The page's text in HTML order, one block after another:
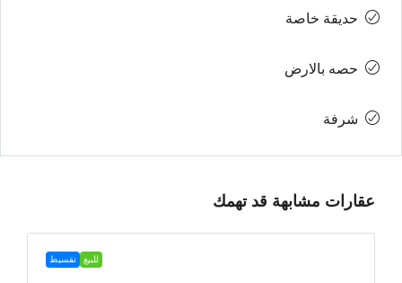
حديقة خاصة
حصه بالارض
شرفة
عقارات مشابهة قد تهمك
للبيع تقسيط